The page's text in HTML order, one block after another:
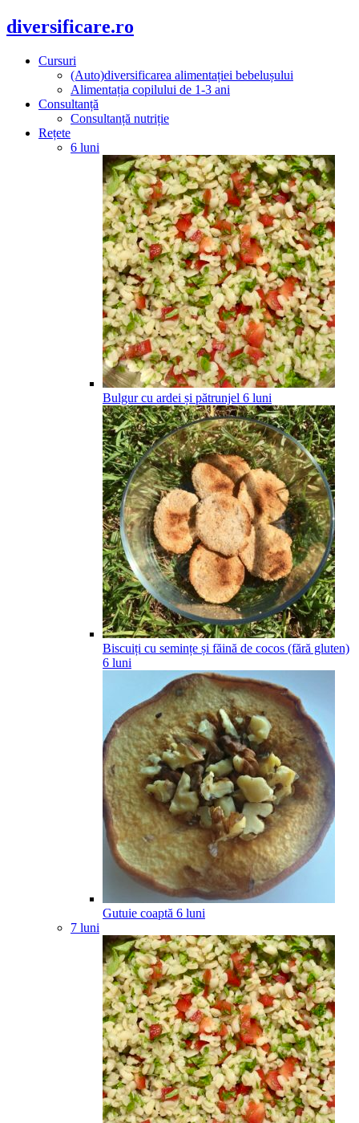
diversificare.ro
Cursuri
(Auto)diversificarea alimentației bebelușului
Alimentația copilului de 1-3 ani
Consultanță
Consultanță nutriție
Rețete
6 luni
Bulgur cu ardei și pătrunjel 6 luni
Biscuiți cu semințe și făină de cocos (fără gluten)
6 luni
Gutuie coaptă 6 luni
7 luni